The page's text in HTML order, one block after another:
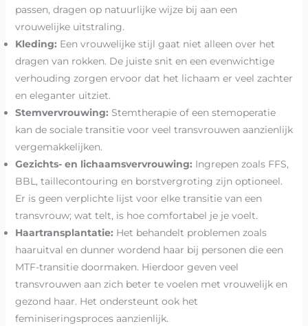
passen, dragen op natuurlijke wijze bij aan een
vrouwelijke uitstraling.
Kleding: Een vrouwelijke stijl gaat niet alleen over het
dragen van rokken. De juiste snit en een evenwichtige
verhouding zorgen ervoor dat het lichaam er veel zachter
en eleganter uitziet.
Stemvervrouwing: Stemtherapie of een stemoperatie
kan de sociale transitie voor veel transvrouwen aanzienlijk
vergemakkelijken.
Gezichts- en lichaamsvervrouwing: Ingrepen zoals FFS,
BBL, taillecontouring en borstvergroting zijn optioneel.
Er is geen verplichte lijst voor elke transitie van een
transvrouw; wat telt, is hoe comfortabel je je voelt.
Haartransplantatie: Het behandelt problemen zoals
haaruitval en dunner wordend haar bij personen die een
MTF-transitie doormaken. Hierdoor geven veel
transvrouwen aan zich beter te voelen met vrouwelijk en
gezond haar. Het ondersteunt ook het
feminiseringsproces aanzienlijk.